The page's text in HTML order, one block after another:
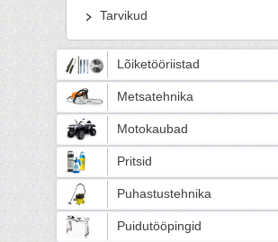
Tarvikud
Lõiketööriistad
Metsatehnika
Motokaubad
Pritsid
Puhastustehnika
Puidutööpingid